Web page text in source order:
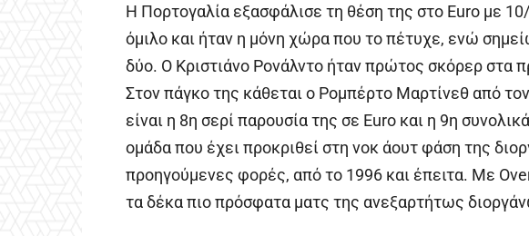
Η Πορτογαλία εξασφάλισε τη θέση της στο Euro με
όμιλο και ήταν η μόνη χώρα που το πέτυχε, ενώ
δύο. Ο Κριστιάνο Ρονάλντο ήταν πρώτος σκόρερ στα
Στον πάγκο της κάθεται ο Ρομπέρτο Μαρτίνεθ από
είναι η 8η σερί παρουσία της σε Euro και η 9η
ομάδα που έχει προκριθεί στη νοκ άουτ φάση της
προηγούμενες φορές, από το 1996 και έπειτα. Με
τα δέκα πιο πρόσφατα ματς της ανεξαρτήτως